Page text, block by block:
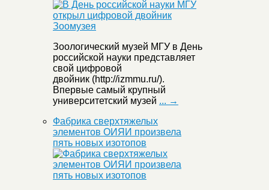
Зоологический музей МГУ в День
российской науки представляет
свой цифровой
двойник (http://izmmu.ru/).
Впервые самый крупный
университетский музей ... →
Фабрика сверхтяжелых
элементов ОИЯИ произвела
пять новых изотопов